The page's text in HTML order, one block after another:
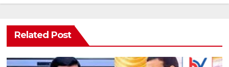
Related Post